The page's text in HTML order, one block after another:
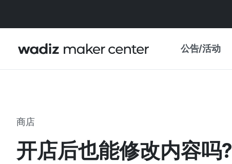
公告/活动
特展日历
商店
开店后也能修改内容吗?